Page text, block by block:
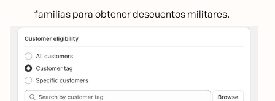
familias para obtener descuentos militares.